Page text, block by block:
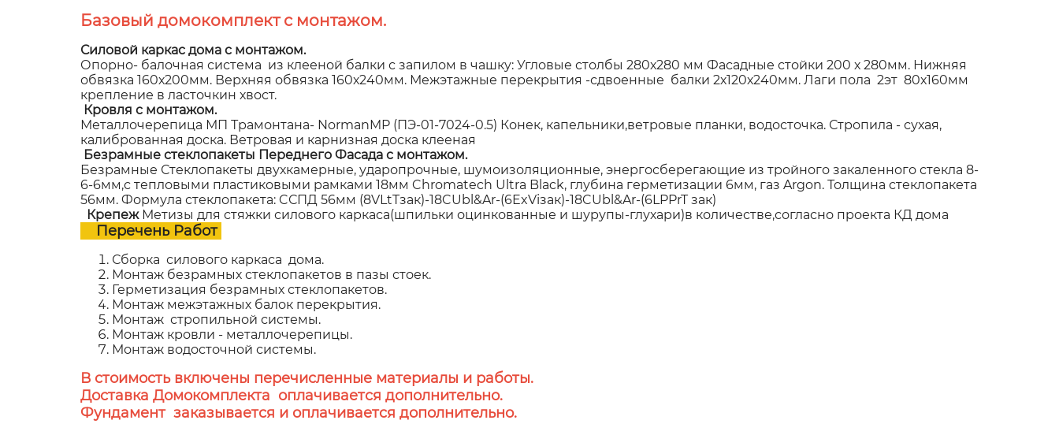
Базовый домокомплект с монтажом.
Силовой каркас дома с монтажом.
Опорно- балочная система из клееной балки с запилом в чашку: Угловые столбы 280х280 мм Фасадные стойки 200 х 280мм. Нижняя
обвязка 160х200мм. Верхняя обвязка 160х240мм. Межэтажные перекрытия -сдвоенные балки 2х120х240мм. Лаги пола 2эт 80х160мм
крепление в ласточкин хвост.
Кровля с монтажом.
Металлочерепица МП Трамонтана- NormanMP (ПЭ-01-7024-0.5) Конек, капельники,ветровые планки, водосточка. Стропила - сухая,
калиброванная доска. Ветровая и карнизная доска клееная
Безрамные стеклопакеты Переднего Фасада с монтажом.
Безрамные Стеклопакеты двухкамерные, ударопрочные, шумоизоляционные, энергосберегающие из тройного закаленного стекла 8-
6-6мм,с тепловыми пластиковыми рамками 18мм Chromatech Ultra Black, глубина герметизации 6мм, газ Argon. Толщина стеклопакета
56мм. Формула стеклопакета: CСПД 56мм (8VLtTзак)-18CUbl&Ar-(6ExViзак)-18CUbl&Ar-(6LPPrT зак)
Крепеж Метизы для стяжки силового каркаса(шпильки оцинкованные и шурупы-глухари)в количестве,согласно проекта КД дома
Перечень Работ
Сборка силового каркаса дома.
Монтаж безрамных стеклопакетов в пазы стоек.
Герметизация безрамных стеклопакетов.
Монтаж межэтажных балок перекрытия.
Монтаж стропильной системы.
Монтаж кровли - металлочерепицы.
Монтаж водосточной системы.
В стоимость включены перечисленные материалы и работы.
Доставка Домокомплекта оплачивается дополнительно.
Фундамент заказывается и оплачивается дополнительно.